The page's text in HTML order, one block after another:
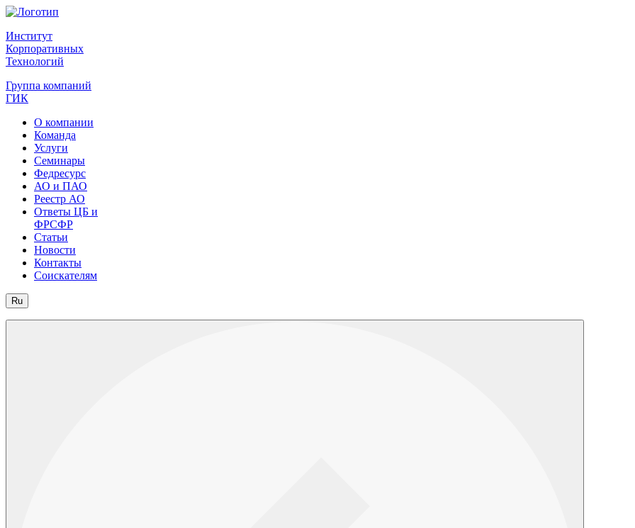
Институт
Корпоративных
Технологий
Группа компаний
ГИК
О компании
Команда
Услуги
Семинары
Федресурс
АО и ПАО
Реестр АО
Ответы ЦБ и
ФРСФР
Статьи
Новости
Контакты
Соискателям
Ru